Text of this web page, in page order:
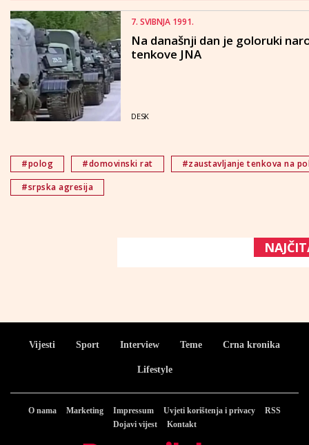
7. SVIBNJA 1991.
Na današnji dan je goloruki
tenkove JNA
DESK
#polog #domovinski rat
#zaustavljanje tenkova na
#srpska agresija
Vijesti Sport Interview Teme Crna kronika
Lifestyle
O nama Marketing Impressum Uvjeti korištenja i privacy
RSS
Dojavi vijest
Kontakt